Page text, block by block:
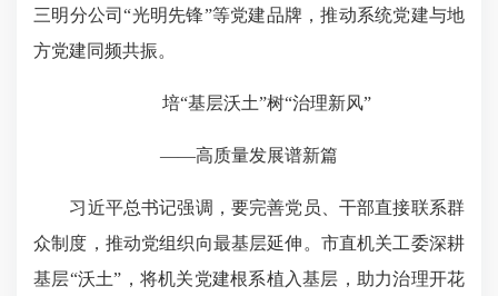
三明分公司“光明先锋”等党建品牌，推动系统党建与地
方党建同频共振。
培“基层沃土”树“治理新风”
——高质量发展谱新篇
习近平总书记强调，要完善党员、干部直接联系群
众制度，推动党组织向最基层延伸。市直机关工委深耕
基层“沃土”，将机关党建根系植入基层，助力治理开花